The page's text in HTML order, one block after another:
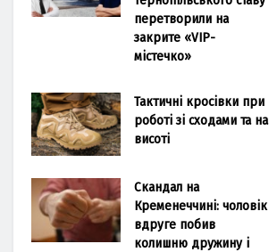
перетворили на
закрите «VIP-
містечко»
Тактичні кросівки при
роботі зі сходами та на
висоті
Скандал на
Кременеччині: чоловік
вдруге побив
колишню дружину і